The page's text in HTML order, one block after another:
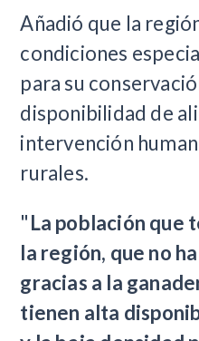
Añadió que la
condiciones
para su
disponibilidad de
intervención
rurales.
"La población que
la región, que no
gracias a la
tienen alta